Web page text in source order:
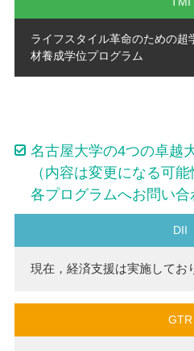
ライフスタイル革命のための超
材養成学位プログラム
名古屋大学の4つの卓越
（内容は変更になる可
各プログラムへお問い合
DII
現在，経済支援は実施してお
GTR